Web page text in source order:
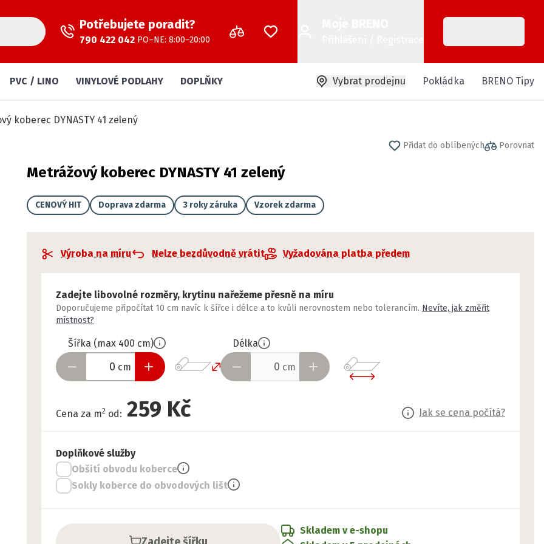
Potřebujete poradit?
790 422 042 PO–NE: 8:00–20:00
PVC / LINO VINYLOVÉ PODLAHY DOPLŇKY Vybrat prodejnu Pokládka BRENO Tipy
koberec DYNASTY 41 zelený
Přidat do oblíbených Porovnat
Metrážový koberec DYNASTY 41 zelený
CENOVÝ HIT Doprava zdarma 3 roky záruka Vzorek zdarma
Výroba na míru Nelze bezdůvodně vrátit Vyžadována platba předem
Zadejte libovolné rozměry, krytinu nařežeme přesně na míru
Doporučujeme připočítat 10 cm navíc k šířce i délce a to kvůli nerovnostem nebo tolerancím. Nevíte, jak změřit
místnost?
Šířka (max 400 cm)
cm
Délka
cm
Cena za m2 od: 259 Kč Jak se cena počítá?
Doplňkové služby
Obšití obvodu koberce
Sokly koberce do obvodových lišt
Skladem v e-shopu